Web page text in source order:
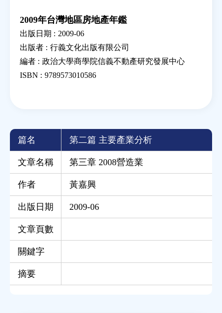
2009年台灣地區房地產年鑑
出版日期 : 2009-06
出版者 : 行義文化出版有限公司
編者 : 政治大學商學院信義不動產研究發展中心
ISBN : 9789573010586
篇名 第二篇 主要產業分析
文章名稱 第三章 2008營造業
作者 黃嘉興
出版日期 2009-06
文章頁數
關鍵字
摘要